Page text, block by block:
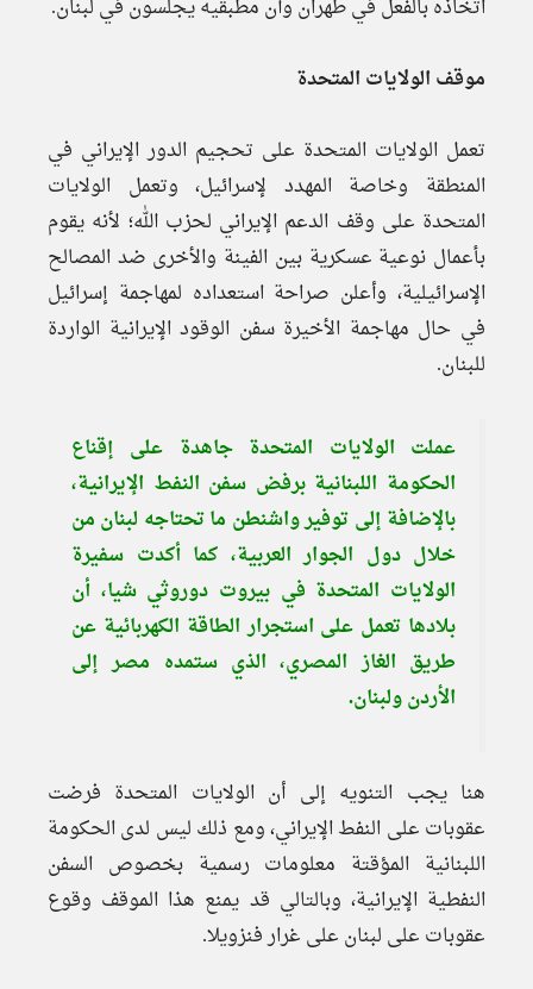
اتخاذه بالفعل في طهران وأن مطبقيه يجلسون في لبنان.
موقف الولايات المتحدة
تعمل الولايات المتحدة على تحجيم الدور الإيراني في
المنطقة وخاصة المهدد لإسرائيل، وتعمل الولايات
المتحدة على وقف الدعم الإيراني لحزب الله؛ لأنه يقوم
بأعمال نوعية عسكرية بين الفينة والأخرى ضد المصالح
الإسرائيلية، وأعلن صراحة استعداده لمهاجمة إسرائيل
في حال مهاجمة الأخيرة سفن الوقود الإيرانية الواردة
للبنان.
عملت الولايات المتحدة جاهدة على إقناع
الحكومة اللبنانية برفض سفن النفط الإيرانية،
بالإضافة إلى توفير واشنطن ما تحتاجه لبنان من
خلال دول الجوار العربية، كما أكدت سفيرة
الولايات المتحدة في بيروت دوروثي شيا، أن
بلادها تعمل على استجرار الطاقة الكهربائية عن
طريق الغاز المصري، الذي ستمده مصر إلى
الأردن ولبنان.
هنا يجب التنويه إلى أن الولايات المتحدة فرضت
عقوبات على النفط الإيراني، ومع ذلك ليس لدى الحكومة
اللبنانية المؤقتة معلومات رسمية بخصوص السفن
النفطية الإيرانية، وبالتالي قد يمنع هذا الموقف وقوع
عقوبات على لبنان على غرار فنزويلا.